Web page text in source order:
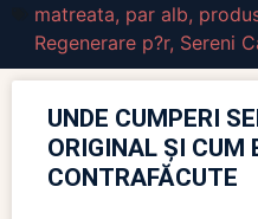
matreata, par alb,
Regenerare p?r, Sereni
UNDE CUMPERI
ORIGINAL ȘI CUM
CONTRAFĂCUTE